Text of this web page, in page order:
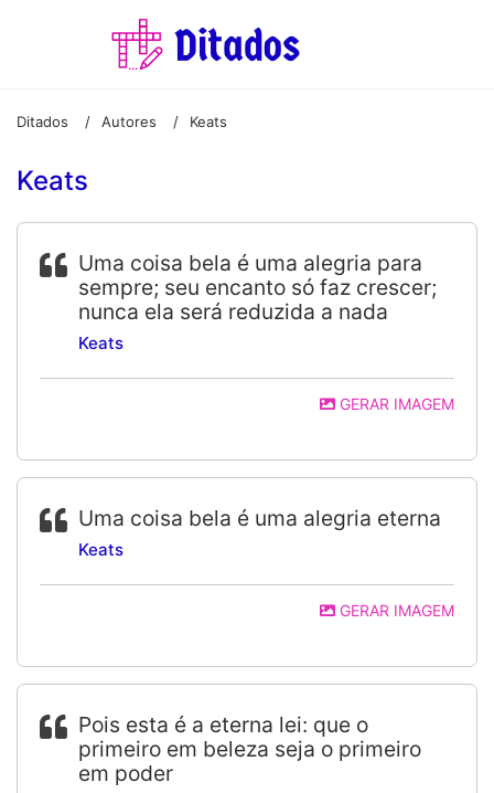
Ditados / Autores / Keats
Keats
Uma coisa bela é uma alegria para
sempre; seu encanto só faz crescer;
nunca ela será reduzida a nada
Keats
GERAR IMAGEM
Uma coisa bela é uma alegria eterna
Keats
GERAR IMAGEM
Pois esta é a eterna lei: que o
primeiro em beleza seja o primeiro
em poder